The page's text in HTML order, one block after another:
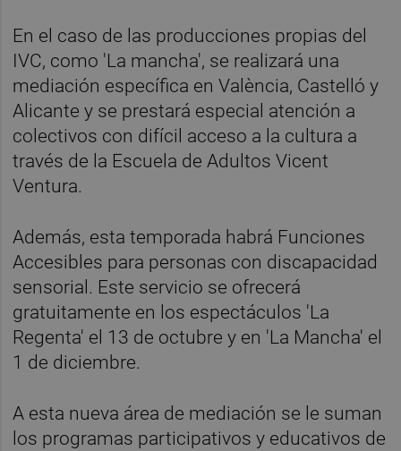
En el caso de las producciones propias del
IVC, como 'La mancha', se realizará una
mediación específica en València, Castelló y
Alicante y se prestará especial atención a
colectivos con difícil acceso a la cultura a
través de la Escuela de Adultos Vicent
Ventura.
Además, esta temporada habrá Funciones
Accesibles para personas con discapacidad
sensorial. Este servicio se ofrecerá
gratuitamente en los espectáculos 'La
Regenta' el 13 de octubre y en 'La Mancha' el
1 de diciembre.
A esta nueva área de mediación se le suman
los programas participativos y educativos de